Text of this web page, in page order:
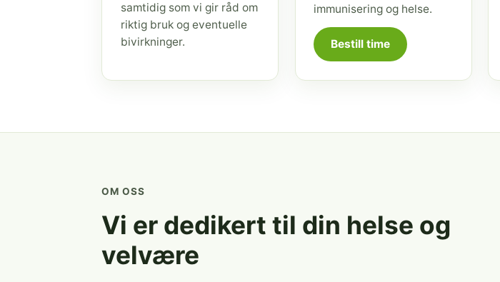
samtidig som vi gir råd om
riktig bruk og eventuelle
bivirkninger.
immunisering og helse.
Bestill time
OM OSS
Vi er dedikert til din helse og
velvære